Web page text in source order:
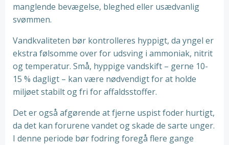
manglende bevægelse, bleghed eller usædvanlig
svømmen.
Vandkvaliteten bør kontrolleres hyppigt, da yngel er
ekstra følsomme over for udsving i ammoniak, nitrit
og temperatur. Små, hyppige vandskift – gerne 10-
15 % dagligt – kan være nødvendigt for at holde
miljøet stabilt og fri for affaldsstoffer.
Det er også afgørende at fjerne uspist foder hurtigt,
da det kan forurene vandet og skade de sarte unger.
I denne periode bør fodring foregå flere gange